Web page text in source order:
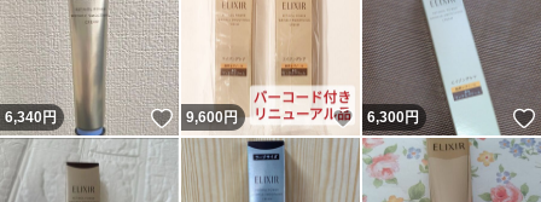
6,340円 いいね！
9,600円 いいね！
6,300円